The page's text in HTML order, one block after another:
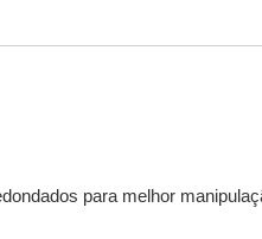
para melhor